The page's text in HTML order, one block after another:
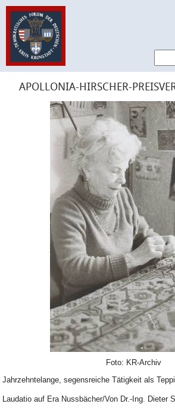
APOLLONIA-HIRSCHER-
Foto: KR-Archiv
Jahrzehntelange, segensreiche Tätigkeit als
Laudatio auf Era Nussbächer/Von Dr.-Ing. Dieter